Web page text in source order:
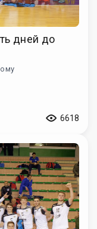
дней до
6618